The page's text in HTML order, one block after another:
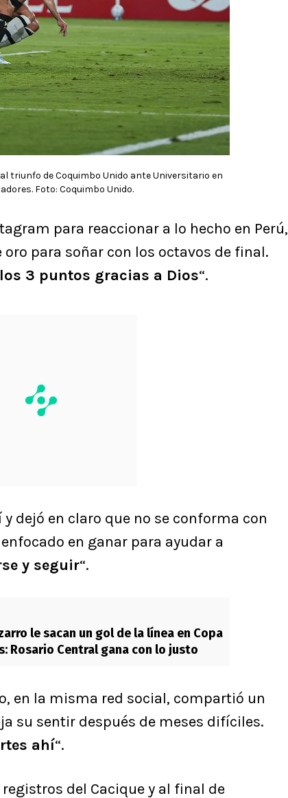
triunfo de Coquimbo Unido ante Universitario en
Foto: Coquimbo Unido.
para reaccionar a lo hecho en Perú,
para soñar con los octavos de final.
3 puntos gracias a Dios“.
dejó en claro que no se conforma con
en ganar para ayudar a
y seguir“.
le sacan un gol de la línea en Copa
Rosario Central gana con lo justo
en la misma red social, compartió un
su sentir después de meses difíciles.
ahí“.
del Cacique y al final de